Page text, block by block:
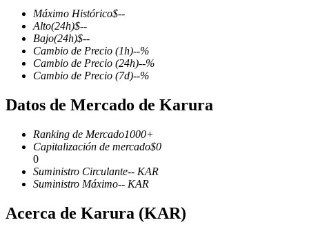
Futuros COIN-M
Futuros de criptomonedas
Derivados de acciones, divisas, metales preciosos y materias
primas
Máximo Histórico$--
Alto(24h)$--
Bajo(24h)$--
Cambio de Precio (1h)--%
Cambio de Precio (24h)--%
Cambio de Precio (7d)--%
Datos de Mercado de Karura
Ranking de Mercado1000+
Capitalización de mercado$0
0
Suministro Circulante-- KAR
Suministro Máximo-- KAR
Acerca de Karura (KAR)